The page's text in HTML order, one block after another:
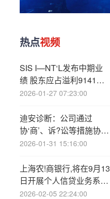
热点视频
SIS I—NT‘L发布中期业
绩 股东应占溢利9141万
港元同比增加173.92%
2026-01-27 07:23:00
迪安诊断：公司通过
协‘商’、诉?讼等措施协助
回款
2026-01-31 15:16:00
上海农!商银行,将在9月13
日开展个人信贷业务系统
维护工作
2026-02-05 22:24:00